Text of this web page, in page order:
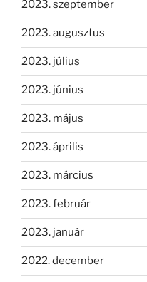
2023. szeptember
2023. augusztus
2023. július
2023. június
2023. május
2023. április
2023. március
2023. február
2023. január
2022. december